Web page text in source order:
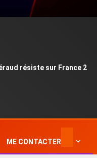
résiste sur France 2
ME CONTACTER